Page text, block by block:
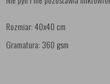
Rozmiar: 40x40 cm
Gramatura: 360 gsm